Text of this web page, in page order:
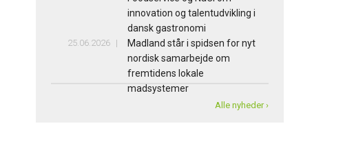
innovation og talentudvikling i
dansk gastronomi
25.06.2026
Madland står i spidsen for nyt
nordisk samarbejde om
fremtidens lokale
madsystemer
Alle nyheder ›